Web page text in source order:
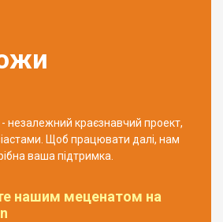
- незалежний краєзнавчий проект,
Щоб працювати далі, нам
ваша підтримка.
нашим меценатом на